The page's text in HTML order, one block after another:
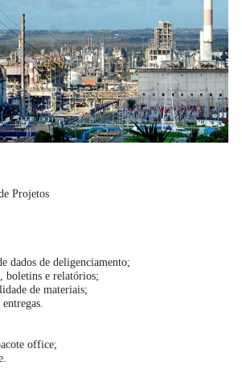
Projetos
dados de deligenciamento;
boletins e relatórios;
de materiais;
office;